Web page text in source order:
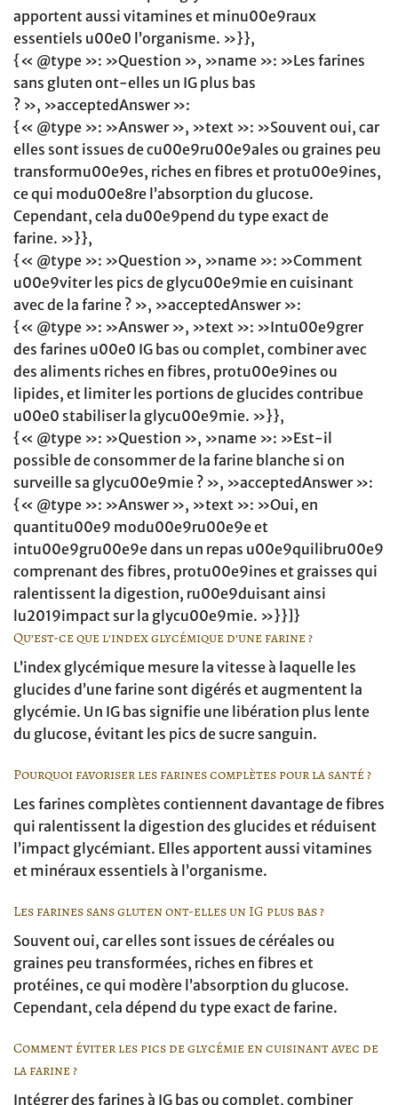
apportent aussi vitamines et minu00e9raux
essentiels u00e0 l’organisme. »}},
{« @type »: »Question », »name »: »Les farines
sans gluten ont-elles un IG plus bas
? », »acceptedAnswer »:
{« @type »: »Answer », »text »: »Souvent oui, car
elles sont issues de cu00e9ru00e9ales ou graines peu
transformu00e9es, riches en fibres et protu00e9ines,
ce qui modu00e8re l’absorption du glucose.
Cependant, cela du00e9pend du type exact de
farine. »}},
{« @type »: »Question », »name »: »Comment
u00e9viter les pics de glycu00e9mie en cuisinant
avec de la farine ? », »acceptedAnswer »:
{« @type »: »Answer », »text »: »Intu00e9grer
des farines u00e0 IG bas ou complet, combiner avec
des aliments riches en fibres, protu00e9ines ou
lipides, et limiter les portions de glucides contribue
u00e0 stabiliser la glycu00e9mie. »}},
{« @type »: »Question », »name »: »Est-il
possible de consommer de la farine blanche si on
surveille sa glycu00e9mie ? », »acceptedAnswer »:
{« @type »: »Answer », »text »: »Oui, en
quantitu00e9 modu00e9ru00e9e et
intu00e9gru00e9e dans un repas u00e9quilibru00e9
comprenant des fibres, protu00e9ines et graisses qui
ralentissent la digestion, ru00e9duisant ainsi
lu2019impact sur la glycu00e9mie. »}}]}
Qu’est-ce que l’index glycémique d’une farine ?
L’index glycémique mesure la vitesse à laquelle les
glucides d’une farine sont digérés et augmentent la
glycémie. Un IG bas signifie une libération plus lente
du glucose, évitant les pics de sucre sanguin.
Pourquoi favoriser les farines complètes pour la santé ?
Les farines complètes contiennent davantage de fibres
qui ralentissent la digestion des glucides et réduisent
l’impact glycémiant. Elles apportent aussi vitamines
et minéraux essentiels à l’organisme.
Les farines sans gluten ont-elles un IG plus bas ?
Souvent oui, car elles sont issues de céréales ou
graines peu transformées, riches en fibres et
protéines, ce qui modère l’absorption du glucose.
Cependant, cela dépend du type exact de farine.
Comment éviter les pics de glycémie en cuisinant avec de
la farine ?
Intégrer des farines à IG bas ou complet, combiner